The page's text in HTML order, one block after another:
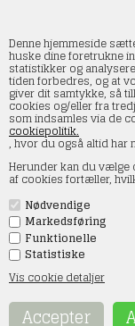
Denne hjemmeside
huske dine foretrukne
statistikker og
tiden forbedres, og at
giver dit samtykke, så
cookies og/eller fra
som indsamles via de
cookiepolitik.
, hvor du også altid har
Herunder kan du vælge
af cookies fortæller,
Nødvendige
Markedsføring
Funktionelle
Statistiske
Vis cookie detaljer
Hobbytrade
gr
Forside»Landskab